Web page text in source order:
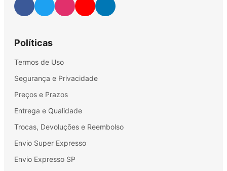
Políticas
Termos de Uso
Segurança e Privacidade
Preços e Prazos
Entrega e Qualidade
Trocas, Devoluções e Reembolso
Envio Super Expresso
Envio Expresso SP